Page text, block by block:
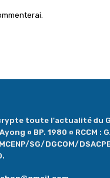
toute l'actualité du
¤ BP. 1980 ¤ RCCM :
SG/DGCOM/